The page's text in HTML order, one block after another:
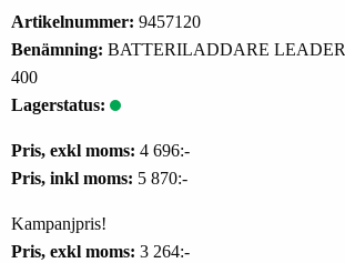
Artikelnummer: 9457120
Benämning: BATTERILADDARE LEADER
400
Lagerstatus:
Pris, exkl moms: 4 696:-
Pris, inkl moms: 5 870:-
Kampanjpris!
Pris, exkl moms: 3 264:-